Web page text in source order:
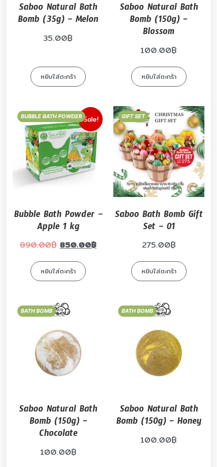
Saboo Natural Bath
Bomb (35g) – Melon
35.00฿
หยิบใส่ตะกร้า
Saboo Natural Bath
Bomb (150g) –
Blossom
100.00฿
หยิบใส่ตะกร้า
Sale!
BUBBLE BATH POWDER
Bubble Bath Powder –
Apple 1 kg
890.00฿ 850.00฿
หยิบใส่ตะกร้า
GIFT SET
Saboo Bath Bomb Gift
Set – 01
275.00฿
หยิบใส่ตะกร้า
BATH BOMB
Saboo Natural Bath
Bomb (150g) –
Chocolate
100.00฿
BATH BOMB
Saboo Natural Bath
Bomb (150g) – Honey
100.00฿